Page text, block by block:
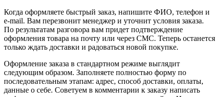
Когда оформляете быстрый заказ, напишите ФИО, телефон и
e-mail. Вам перезвонит менеджер и уточнит условия заказа.
По результатам разговора вам придет подтверждение
оформления товара на почту или через СМС. Теперь останется
только ждать доставки и радоваться новой покупке.
Оформление заказа в стандартном режиме выглядит
следующим образом. Заполняете полностью форму по
последовательным этапам: адрес, способ доставки, оплаты,
данные о себе. Советуем в комментарии к заказу написать